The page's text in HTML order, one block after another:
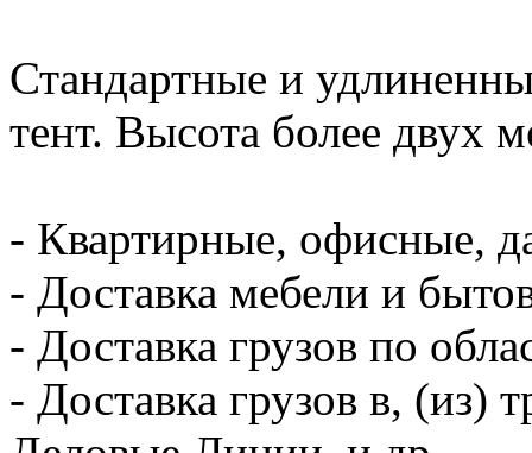
Стандартные и
тент. Высота более двух
- Квартирные, офисные,
- Доставка мебели и
- Доставка грузов по
- Доставка грузов в,